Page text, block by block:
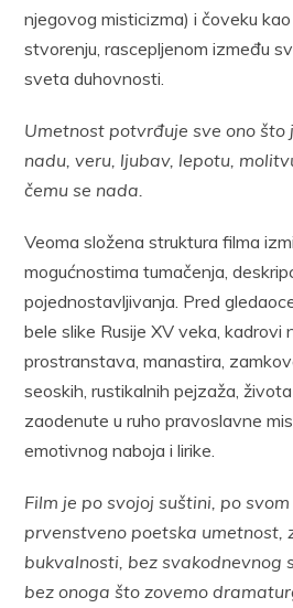
njegovog misticizma) i čoveku
stvorenju, rascepljenom između
sveta duhovnosti.
Umetnost potvrđuje sve ono što
nadu, veru, ljubav, lepotu,
čemu se nada.
Veoma složena struktura filma
mogućnostima tumačenja,
pojednostavljivanja. Pred
bele slike Rusije XV veka, kadrovi
prostranstava, manastira,
seoskih, rustikalnih pejzaža,
zaodenute u ruho pravoslavne
emotivnog naboja i lirike.
Film je po svojoj suštini, po
prvenstveno poetska umetnost,
bukvalnosti, bez svakodnevnog
bez onoga što zovemo